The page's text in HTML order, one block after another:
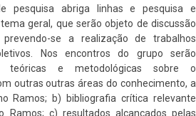
pesquisa abriga linhas e pesquisa e
geral, que serão objeto de discussão
se a realização de trabalhos
Nos encontros do grupo serão
teóricas e metodológicas sobre o
outras outras áreas do conhecimento, a
Ramos; b) bibliografia crítica relevante
Ramos; c) resultados alcançados pelas